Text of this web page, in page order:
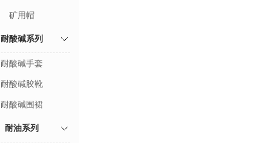
矿用帽
耐酸碱系列
耐酸碱手套
耐酸碱胶靴
耐酸碱围裙
耐油系列